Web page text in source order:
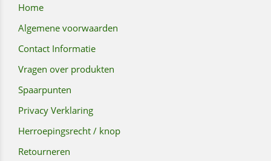
Home
Algemene voorwaarden
Contact Informatie
Vragen over produkten
Spaarpunten
Privacy Verklaring
Herroepingsrecht / knop
Retourneren